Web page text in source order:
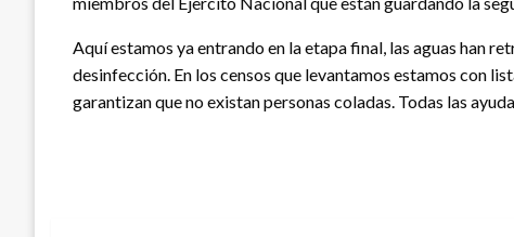
Aquí estamos ya entrando en la etapa final, las aguas han
desinfección. En los censos que levantamos estamos con
garantizan que no existan personas coladas. Todas las